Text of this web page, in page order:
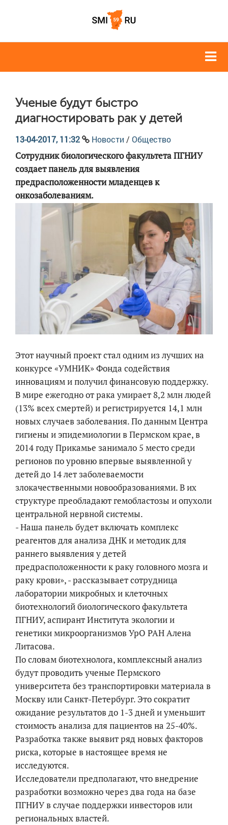
Ученые будут быстро
диагностировать рак у детей
13-04-2017, 11:32 Новости / Общество
Сотрудник биологического факультета ПГНИУ
создает панель для выявления
предрасположенности младенцев к
онкозаболеваниям.
Этот научный проект стал одним из лучших на
конкурсе «УМНИК» Фонда содействия
инновациям и получил финансовую поддержку.
В мире ежегодно от рака умирает 8,2 млн людей
(13% всех смертей) и регистрируется 14,1 млн
новых случаев заболевания. По данным Центра
гигиены и эпидемиологии в Пермском крае, в
2014 году Прикамье занимало 5 место среди
регионов по уровню впервые выявленной у
детей до 14 лет заболеваемости
злокачественными новообразованиями. В их
структуре преобладают гемобластозы и опухоли
центральной нервной системы.
- Наша панель будет включать комплекс
реагентов для анализа ДНК и методик для
раннего выявления у детей
предрасположенности к раку головного мозга и
раку крови», - рассказывает сотрудница
лаборатории микробных и клеточных
биотехнологий биологического факультета
ПГНИУ, аспирант Института экологии и
генетики микроорганизмов УрО РАН Алена
Литасова.
По словам биотехнолога, комплексный анализ
будут проводить ученые Пермского
университета без транспортировки материала в
Москву или Санкт-Петербург. Это сократит
ожидание результатов до 1-3 дней и уменьшит
стоимость анализа для пациентов на 25-40%.
Разработка также выявит ряд новых факторов
риска, которые в настоящее время не
исследуются.
Исследователи предполагают, что внедрение
разработки возможно через два года на базе
ПГНИУ в случае поддержки инвесторов или
региональных властей.